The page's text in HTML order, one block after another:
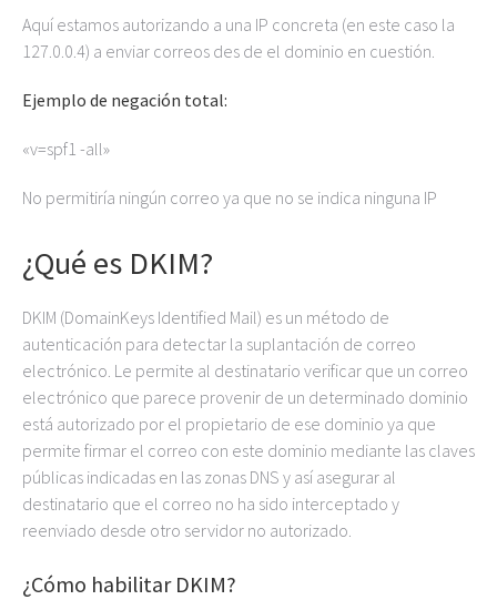
Aquí estamos autorizando a una IP concreta (en este caso la
127.0.0.4) a enviar correos des de el dominio en cuestión.
Ejemplo de negación total:
«v=spf1 -all»
No permitiría ningún correo ya que no se indica ninguna IP
¿Qué es DKIM?
DKIM (DomainKeys Identified Mail) es un método de
autenticación para detectar la suplantación de correo
electrónico. Le permite al destinatario verificar que un correo
electrónico que parece provenir de un determinado dominio
está autorizado por el propietario de ese dominio ya que
permite firmar el correo con este dominio mediante las claves
públicas indicadas en las zonas DNS y así asegurar al
destinatario que el correo no ha sido interceptado y
reenviado desde otro servidor no autorizado.
¿Cómo habilitar DKIM?